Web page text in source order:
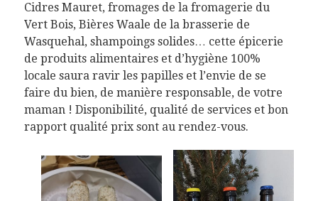
Cidres Mauret, fromages de la fromagerie du
Vert Bois, Bières Waale de la brasserie de
Wasquehal, shampoings solides… cette épicerie
de produits alimentaires et d’hygiène 100%
locale saura ravir les papilles et l’envie de se
faire du bien, de manière responsable, de votre
maman ! Disponibilité, qualité de services et bon
rapport qualité prix sont au rendez-vous.